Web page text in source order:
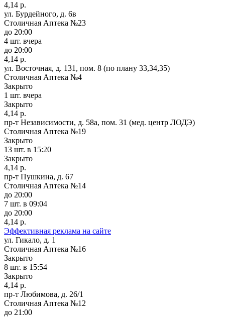
4,14 р.
ул. Бурдейного, д. 6в
Столичная Аптека №23
до 20:00
4 шт. вчера
до 20:00
4,14 р.
ул. Восточная, д. 131, пом. 8 (по плану 33,34,35)
Столичная Аптека №4
Закрыто
1 шт. вчера
Закрыто
4,14 р.
пр-т Независимости, д. 58а, пом. 31 (мед. центр ЛОДЭ)
Столичная Аптека №19
Закрыто
13 шт. в 15:20
Закрыто
4,14 р.
пр-т Пушкина, д. 67
Столичная Аптека №14
до 20:00
7 шт. в 09:04
до 20:00
4,14 р.
Эффективная реклама на сайте
ул. Гикало, д. 1
Столичная Аптека №16
Закрыто
8 шт. в 15:54
Закрыто
4,14 р.
пр-т Любимова, д. 26/1
Столичная Аптека №12
до 21:00